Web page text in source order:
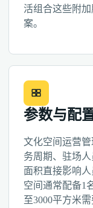
活组合这些附
案。
参数与配
文化空间运营
务周期、驻场
面积直接影响
空间通常配备1
至3000平方米